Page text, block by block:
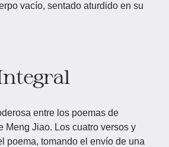
vacío, sentado aturdido en su
entre los poemas de
Meng Jiao. Los cuatro versos y
poema, tomando el envío de una